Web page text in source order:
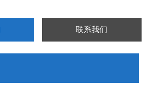
联系我们